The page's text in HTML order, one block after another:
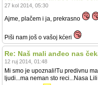
27 kol 2014, 05:30
Ajme, plačem i ja, prekrasno
Piši nam još o vašoj kćeri
Re: Naš mali anđeo nas
12 ruj 2014, 01:48
Mi smo je upoznali!Tu predivnu
ljudi...ma neman sto reci...Nasa